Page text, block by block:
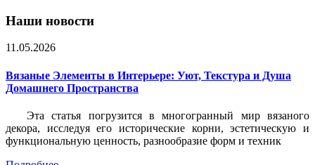
Наши новости
11.05.2026
Вязаные Элементы в Интерьере: Уют, Текстура и Душа
Домашнего Пространства
Эта статья погрузится в многогранный мир вязаного
декора, исследуя его исторические корни, эстетическую и
функциональную ценность, разнообразие форм и техник